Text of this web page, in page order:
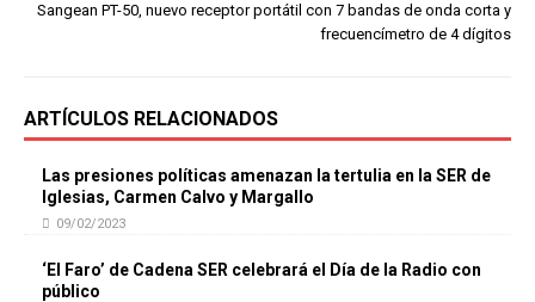
Sangean PT-50, nuevo receptor portátil con 7 bandas de onda corta y
frecuencímetro de 4 dígitos
ARTÍCULOS RELACIONADOS
Las presiones políticas amenazan la tertulia en la SER de
Iglesias, Carmen Calvo y Margallo
09/02/2023
‘El Faro’ de Cadena SER celebrará el Día de la Radio con
público